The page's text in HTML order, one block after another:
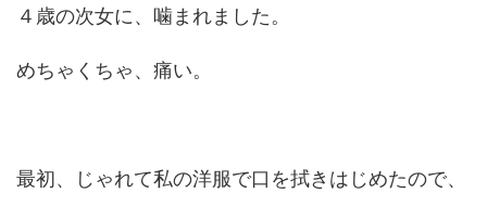
４歳の次女に、噛まれました。
めちゃくちゃ、痛い。
最初、じゃれて私の洋服で口を拭きはじめたので、